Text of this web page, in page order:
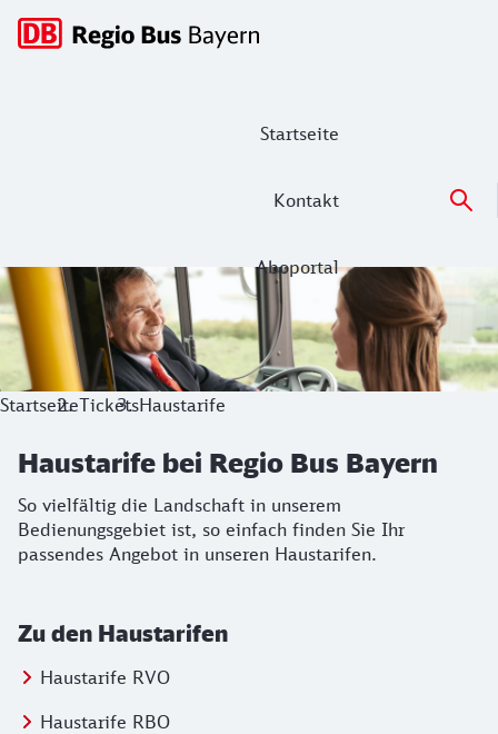
Startseite
Kontakt
Aboportal
Hauptnavigation
Haustarife bei Regio Bus Bayern
So vielfältig die Landschaft in unserem Bedienungsgebiet
StartseiteTicketsHaustarife
Haustarife bei Regio Bus Bayern
So vielfältig die Landschaft in unserem
Bedienungsgebiet ist, so einfach finden Sie Ihr
passendes Angebot in unseren Haustarifen.
Zu den Haustarifen
Haustarife RVO
Haustarife RBO